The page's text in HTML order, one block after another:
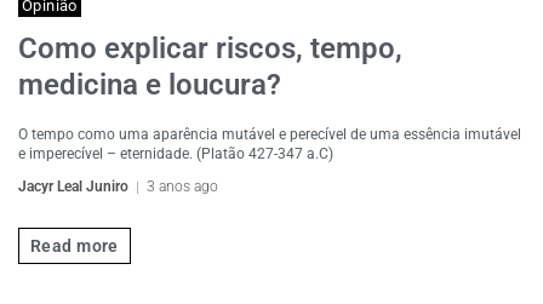
Opinião
Como explicar riscos, tempo,
medicina e loucura?
O tempo como uma aparência mutável e perecível de uma essência imutável
e imperecível – eternidade. (Platão 427-347 a.C)
Jacyr Leal Juniro
3 anos ago
Read more